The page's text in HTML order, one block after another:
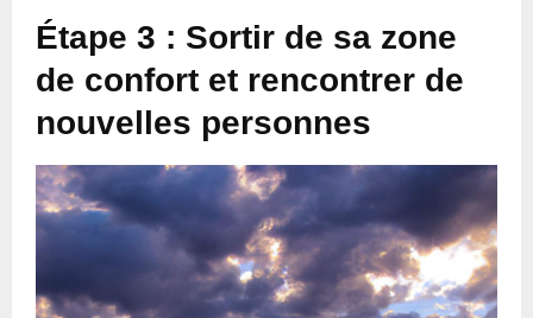
Étape 3 : Sortir de sa zone
de confort et rencontrer de
nouvelles personnes